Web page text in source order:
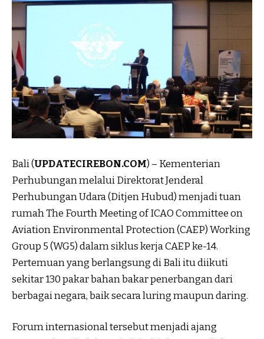
Bali (UPDATECIREBON.COM) – Kementerian
Perhubungan melalui Direktorat Jenderal
Perhubungan Udara (Ditjen Hubud) menjadi tuan
rumah The Fourth Meeting of ICAO Committee on
Aviation Environmental Protection (CAEP) Working
Group 5 (WG5) dalam siklus kerja CAEP ke-14.
Pertemuan yang berlangsung di Bali itu diikuti
sekitar 130 pakar bahan bakar penerbangan dari
berbagai negara, baik secara luring maupun daring.
Forum internasional tersebut menjadi ajang